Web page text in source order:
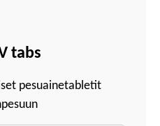
tabs
pesuainetabletit